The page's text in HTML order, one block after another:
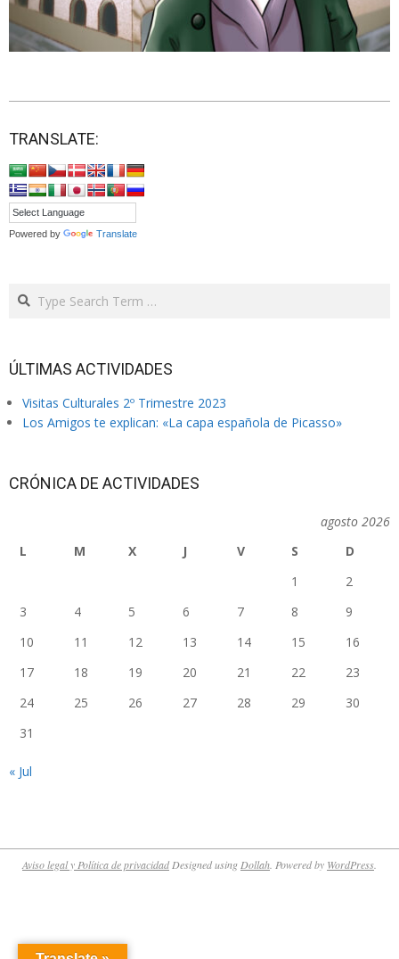
09-
17
TRANSLATE:
Powered by Translate
Search
ÚLTIMAS ACTIVIDADES
Visitas Culturales 2º Trimestre 2023
Los Amigos te explican: «La capa española de Picasso»
CRÓNICA DE ACTIVIDADES
agosto 2026
L
M X J V S
D
1
2
3
4 5 6 7 8
9
10
11 12 13 14 15
16
17
18 19 20 21 22
23
24
25 26 27 28 29
30
31
« Jul
Aviso legal y Política de privacidadDesigned usingDollah. Powered by WordPress.